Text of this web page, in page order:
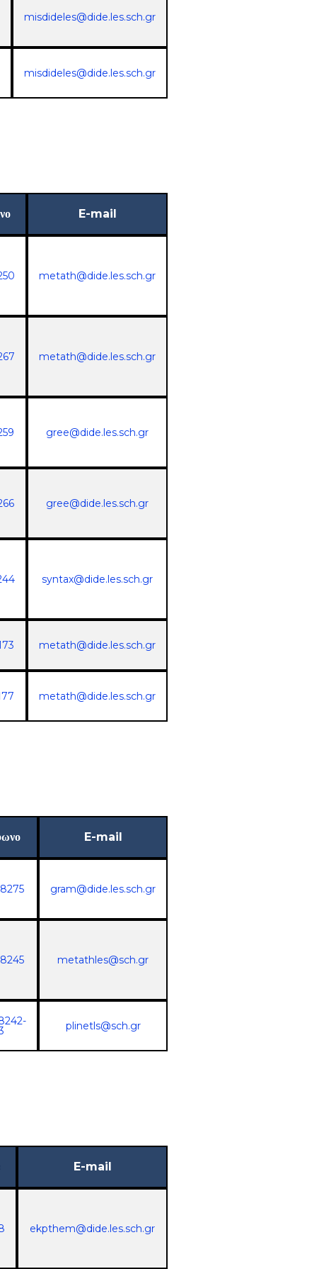
misdideles@dide.les.sch.gr
misdideles@dide.les.sch.gr
E-mail
metath@dide.les.sch.gr
metath@dide.les.sch.gr
gree@dide.les.sch.gr
gree@dide.les.sch.gr
syntax@dide.les.sch.gr
metath@dide.les.sch.gr
metath@dide.les.sch.gr
E-mail
gram@dide.les.sch.gr
metathles@sch.gr
plinetls@sch.gr
E-mail
ekpthem@dide.les.sch.gr